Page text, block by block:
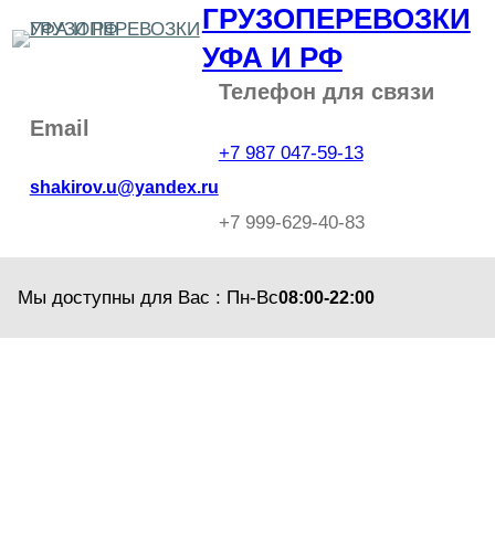
ГРУЗОПЕРЕВОЗКИ
УФА И РФ
Email
shakirov.u@yandex.ru
Телефон для связи
+7 987 047-59-13
+7 999-629-40-83
Мы доступны для Вас : Пн-Вс08:00-22:00